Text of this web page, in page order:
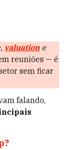
valuation e
reuniões — é
sem ficar
falando,